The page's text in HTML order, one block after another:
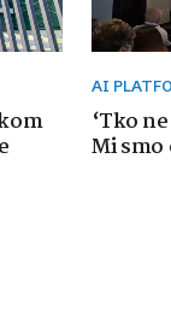
AI
‘Tko
Mi